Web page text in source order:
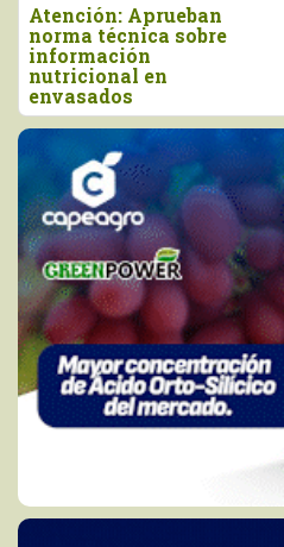
Atención: Aprueban
norma técnica sobre
información
nutricional en
envasados